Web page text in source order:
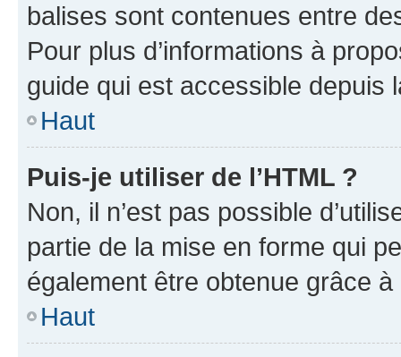
balises sont contenues entre
Pour plus d’informations à
guide qui est accessible depuis
Haut
Puis-je utiliser de l’HTML ?
Non, il n’est pas possible
partie de la mise en forme qui
également être obtenue grâce à
Haut